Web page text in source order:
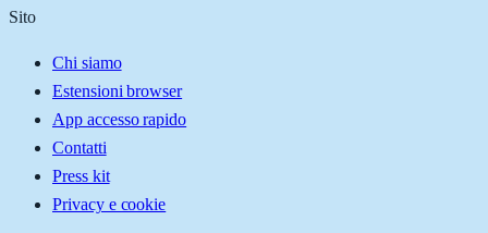
Sito
Chi siamo
Estensioni browser
App accesso rapido
Contatti
Press kit
Privacy e cookie